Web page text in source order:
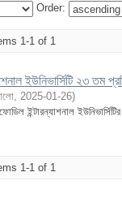
Order:
1-1 of 1
ইউনিভার্সিটি ২৩ তম
, 2025-01-26)
ইন্টারন্যাশনাল
1-1 of 1